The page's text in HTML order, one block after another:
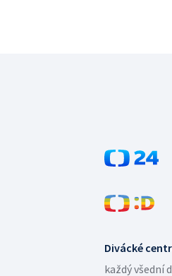
Divácké
každý všední